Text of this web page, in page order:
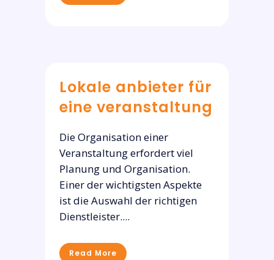
Lokale anbieter für
eine veranstaltung
Die Organisation einer
Veranstaltung erfordert viel
Planung und Organisation.
Einer der wichtigsten Aspekte
ist die Auswahl der richtigen
Dienstleister....
Read More